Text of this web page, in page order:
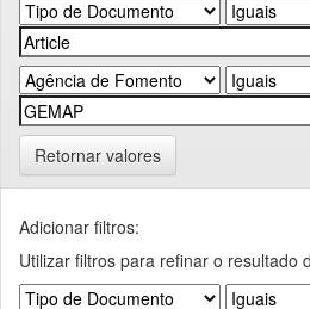
Retornar valores
Adicionar filtros:
Utilizar filtros para refinar o resultado